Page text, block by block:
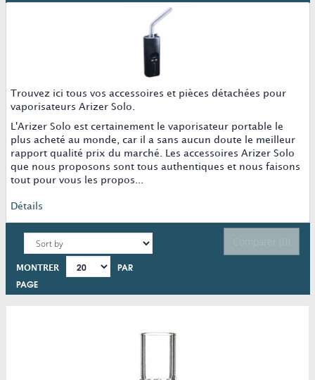
Trouvez ici tous vos accessoires et pièces détachées pour
vaporisateurs Arizer Solo.
L'Arizer Solo est certainement le vaporisateur portable le
plus acheté au monde, car il a sans aucun doute le meilleur
rapport qualité prix du marché. Les accessoires Arizer Solo
que nous proposons sont tous authentiques et nous faisons
tout pour vous les propos...
Détails
MONTRER
PAR
PAGE